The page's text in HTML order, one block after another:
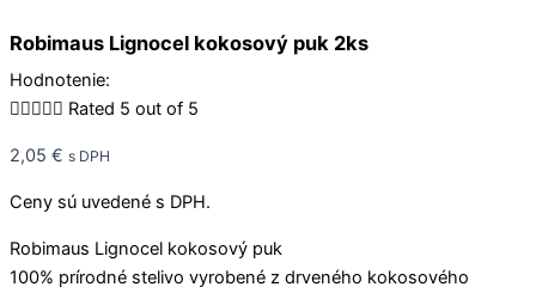
Robimaus Lignocel kokosový puk 2ks
Hodnotenie:
 Rated 5 out of 5
2,05 € s DPH
Ceny sú uvedené s DPH.
Robimaus Lignocel kokosový puk
100% prírodné stelivo vyrobené z drveného kokosového